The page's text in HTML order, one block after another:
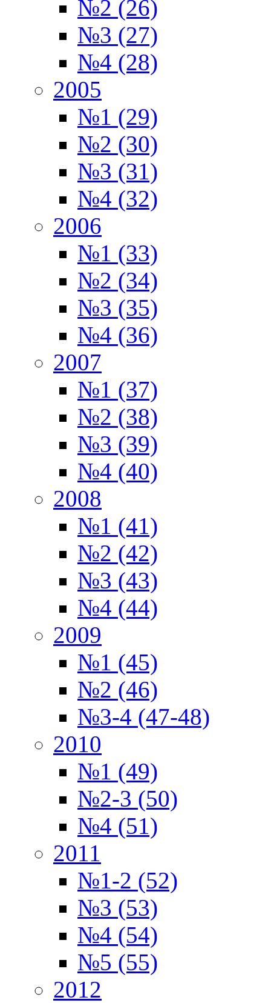
№2 (26)
№3 (27)
№4 (28)
2005
№1 (29)
№2 (30)
№3 (31)
№4 (32)
2006
№1 (33)
№2 (34)
№3 (35)
№4 (36)
2007
№1 (37)
№2 (38)
№3 (39)
№4 (40)
2008
№1 (41)
№2 (42)
№3 (43)
№4 (44)
2009
№1 (45)
№2 (46)
№3-4 (47-48)
2010
№1 (49)
№2-3 (50)
№4 (51)
2011
№1-2 (52)
№3 (53)
№4 (54)
№5 (55)
2012